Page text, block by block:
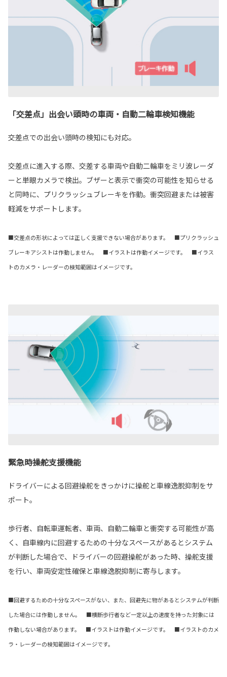
「交差点」出会い頭時の車両・自動二輪車検知機能
交差点での出会い頭時の検知にも対応。
交差点に進入する際、交差する車両や自動二輪車をミリ波レーダ
ーと単眼カメラで検出。ブザーと表示で衝突の可能性を知らせる
と同時に、プリクラッシュブレーキを作動。衝突回避または被害
軽減をサポートします。
■交差点の形状によっては正しく支援できない場合があります。 ■プリクラッシュ
ブレーキアシストは作動しません。 ■イラストは作動イメージです。 ■イラス
トのカメラ・レーダーの検知範囲はイメージです。
緊急時操舵支援機能
ドライバーによる回避操舵をきっかけに操舵と車線逸脱抑制をサ
ポート。
歩行者、自転車運転者、車両、自動二輪車と衝突する可能性が高
く、自車線内に回避するための十分なスペースがあるとシステム
が判断した場合で、ドライバーの回避操舵があった時、操舵支援
を行い、車両安定性確保と車線逸脱抑制に寄与します。
■回避するための十分なスペースがない、また、回避先に物があるとシステムが判断
した場合には作動しません。 ■横断歩行者など一定以上の速度を持った対象には
作動しない場合があります。 ■イラストは作動イメージです。 ■イラストのカメ
ラ・レーダーの検知範囲はイメージです。